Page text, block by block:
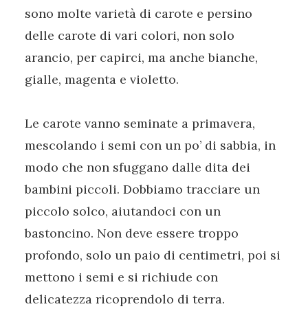
sono molte varietà di carote e persino
delle carote di vari colori, non solo
arancio, per capirci, ma anche bianche,
gialle, magenta e violetto.
Le carote vanno seminate a primavera,
mescolando i semi con un po’ di sabbia, in
modo che non sfuggano dalle dita dei
bambini piccoli. Dobbiamo tracciare un
piccolo solco, aiutandoci con un
bastoncino. Non deve essere troppo
profondo, solo un paio di centimetri, poi si
mettono i semi e si richiude con
delicatezza ricoprendolo di terra.